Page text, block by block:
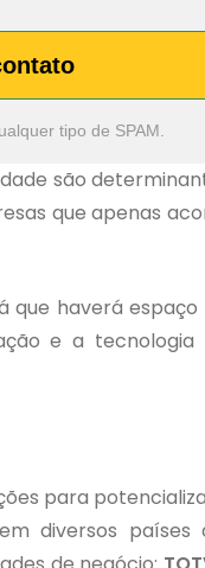
tipo de SPAM.
são
que apenas
que haverá
e a
para
diversos países